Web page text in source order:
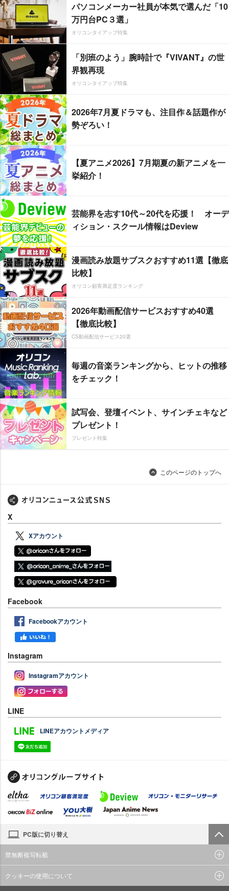
パソコンメーカー社員が本気で選んだ「10
万円台PC３選」
オリコンタイアップ特集
「別班のよう」腕時計で『VIVANT』の世
界観再現
オリコンタイアップ特集
2026年7月夏ドラマも、注目作＆話題作が
勢ぞろい！
【夏アニメ2026】7月期夏の新アニメを一
挙紹介！
芸能界を志す10代～20代を応援！ オーデ
ィション・スクール情報はDeview
漫画読み放題サブスクおすすめ11選【徹底
比較】
オリコン顧客満足度ランキング
2026年動画配信サービスおすすめ40選
【徹底比較】
CS動画配信サービス20選
毎週の音楽ランキングから、ヒットの推移
をチェック！
試写会、登壇イベント、サインチェキなど
プレゼント！
プレゼント特集
このページのトップへ
X
Xアカウント
Facebook
Facebookアカウント
Instagram
Instagramアカウント
LINE
LINEアカウントメディア
PC版に切り替え
禁無断複写転載
クッキーの使用について